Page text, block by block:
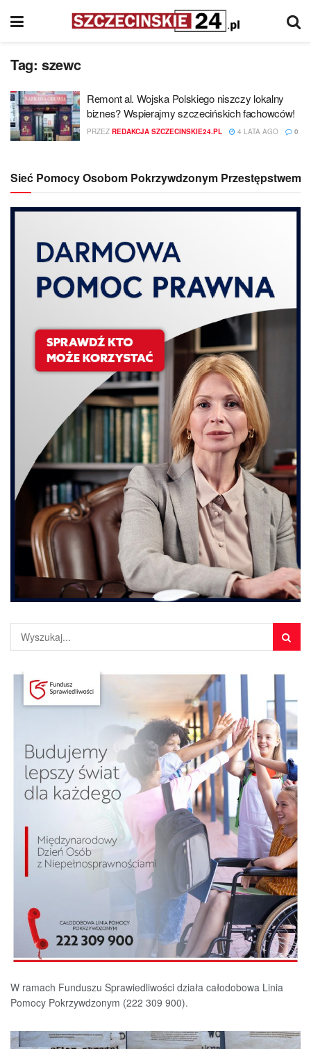
Tag: szewc
Remont al. Wojska Polskiego niszczy lokalny
biznes? Wspierajmy szczecińskich fachowców!
PRZEZ REDAKCJA SZCZECINSKIE24.PL 4 LATA AGO 0
Sieć Pomocy Osobom Pokrzywdzonym Przestępstwem
W ramach Funduszu Sprawiedliwości działa całodobowa Linia
Pomocy Pokrzywdzonym (222 309 900).